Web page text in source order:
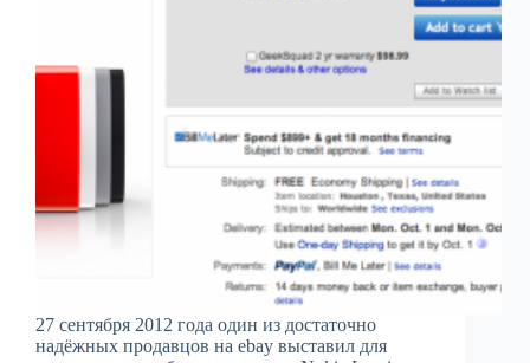
27 сентября 2012 года один из достаточно
надёжных продавцов на ebay выставил для